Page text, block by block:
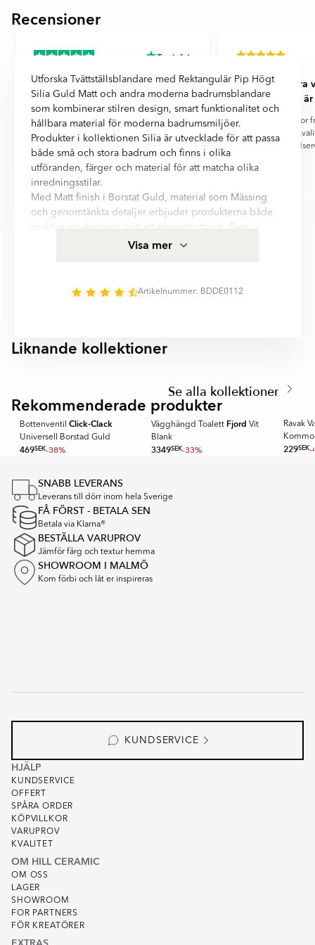
ItemRecensioner
Josefin Mollberg
Jättebra kundservice
Jättebra kundservice, lite begränsningar
i lagersaldo
Mycket bra
Ceramic,
Mycket bra varor
jättenöjd, bra
Utforska Tvättställsblandare med Rektangulär Pip Högt
Silia Guld Matt och andra moderna badrumsblandare
som kombinerar stilren design, smart funktionalitet och
hållbara material för moderna badrumsmiljöer.
Produkter i kollektionen Silia är utvecklade för att passa
både små och stora badrum och finns i olika
utföranden, färger och material för att matcha olika
inredningsstilar.
Med Matt finish i Borstat Guld, material som Mässing
och genomtänkta detaljer erbjuder produkterna både
praktisk användning och ett elegant uttryck. Den
moderna designen och funktionella konstruktionen gör
hållbarhet.
handfatsområde.
Visa mer
Artikelnummer: BDDE0112
Liknande kollektioner
ROLL
5
Se alla kollektioner
Rekommenderade produkter
Bottenventil Click-Clack
Universell Borstad Guld
469SEK-38%
SPARA MER
🏆 KUNDFAVORIT
Vägghängd Toalett Fjord Vit
Blank
3349SEK-33%
Ravak
229SEK-
1
of
16
SNABB LEVERANS
Leverans till dörr inom hela Sverige
FÅ FÖRST - BETALA SEN
Betala via Klarna®
BESTÄLLA VARUPROV
Jämför färg och textur hemma
SHOWROOM I MALMÖ
Kom förbi och låt er inspireras
KUNDSERVICE
HJÄLP
KUNDSERVICE
OFFERT
SPÅRA ORDER
KÖPVILLKOR
VARUPROV
KVALITET
OM HILL CERAMIC
OM OSS
LAGER
SHOWROOM
FOR PARTNERS
FÖR KREATÖRER